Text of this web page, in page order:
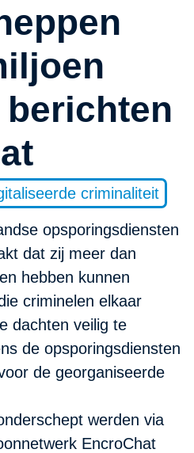
criminaliteit
opsporingsdiensten
dat zij meer dan
hebben kunnen
criminelen elkaar
dachten veilig te
de opsporingsdiensten
de georganiseerde
werden via
EncroChat